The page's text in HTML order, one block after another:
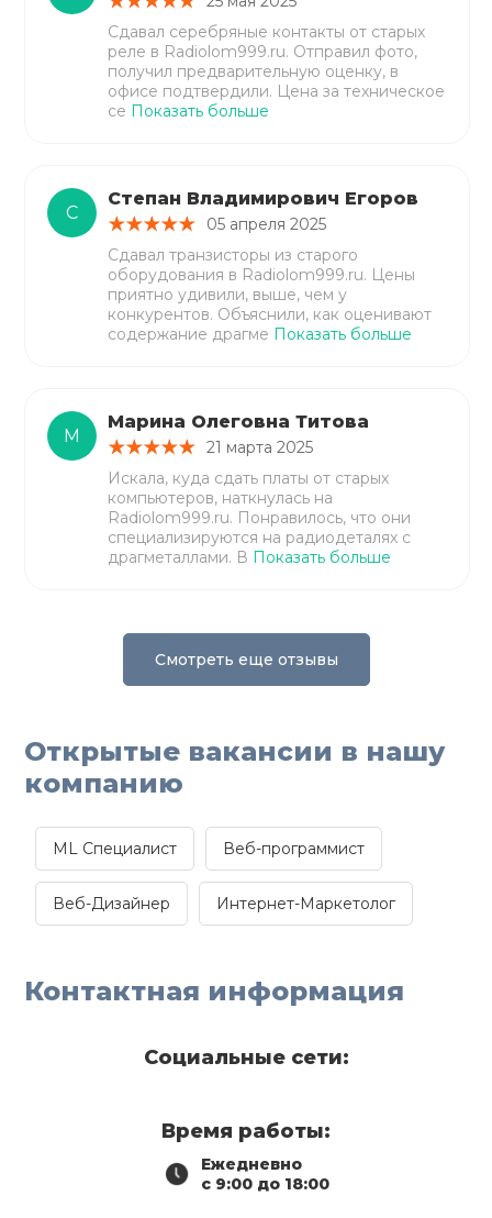
Сдавал серебряные контакты от старых
реле в Radiolom999.ru. Отправил фото,
получил предварительную оценку, в
офисе подтвердили. Цена за техническое
се Показать больше
С
Степан Владимирович Егоров
05 апреля 2025
Сдавал транзисторы из старого
оборудования в Radiolom999.ru. Цены
приятно удивили, выше, чем у
конкурентов. Объяснили, как оценивают
содержание драгме Показать больше
М
Марина Олеговна Титова
21 марта 2025
Искала, куда сдать платы от старых
компьютеров, наткнулась на
Radiolom999.ru. Понравилось, что они
специализируются на радиодеталях с
драгметаллами. В Показать больше
Смотреть еще отзывы
Открытые вакансии в нашу
компанию
ML Специалист Веб-программист
Веб-Дизайнер Интернет-Маркетолог
Контактная информация
Социальные сети:
Время работы:
Ежедневно
с 9:00 до 18:00